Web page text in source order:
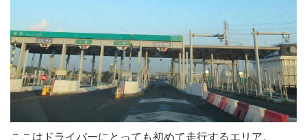
ここはドライバーにとっても初めて走行するエリア。